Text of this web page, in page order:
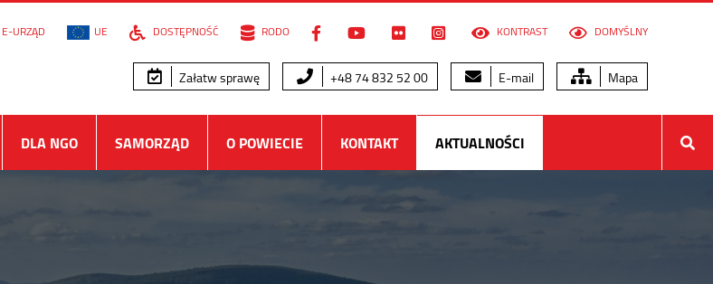
E-URZĄD UE DOSTĘPNOŚĆ RODO KONTRAST DOMYŚLNY
Załatw sprawę +48 74 832 52 00 E-mail Mapa
DLA NGO SAMORZĄD O POWIECIE KONTAKT AKTUALNOŚCI